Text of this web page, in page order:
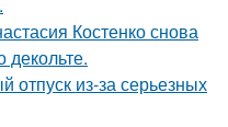
Костенко снова
декольте.
отпуск из-за серьезных